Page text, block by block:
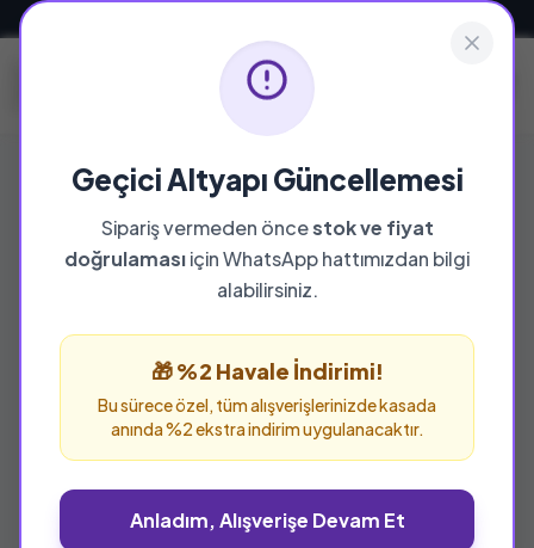
Geçici Altyapı Güncellemesi
Sipariş vermeden öncestok ve fiyat
doğrulamasıiçin WhatsApp hattımızdan bilgi
alabilirsiniz.
🎁 %2 Havale İndirimi!
Bu sürece özel, tüm alışverişlerinizde kasada
anında %2 ekstra indirim uygulanacaktır.
Anladım, Alışverişe Devam Et